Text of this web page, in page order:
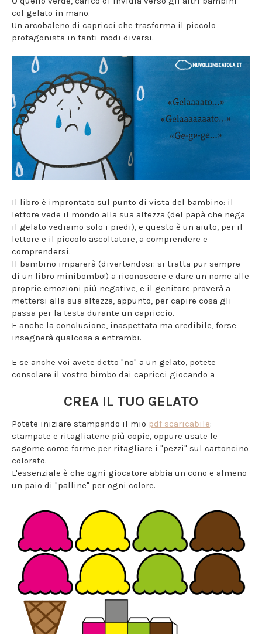
col gelato in mano.
Un arcobaleno di capricci che trasforma il piccolo
protagonista in tanti modi diversi.
Il libro è improntato sul punto di vista del bambino: il
lettore vede il mondo alla sua altezza (del papà che nega
il gelato vediamo solo i piedi), e questo è un aiuto, per il
lettore e il piccolo ascoltatore, a comprendere e
comprendersi.
Il bambino imparerà (divertendosi: si tratta pur sempre
di un libro minibombo!) a riconoscere e dare un nome alle
proprie emozioni più negative, e il genitore proverà a
mettersi alla sua altezza, appunto, per capire cosa gli
passa per la testa durante un capriccio.
E anche la conclusione, inaspettata ma credibile, forse
insegnerà qualcosa a entrambi.
E se anche voi avete detto "no" a un gelato, potete
consolare il vostro bimbo dai capricci giocando a
CREA IL TUO GELATO
Potete iniziare stampando il mio pdf scaricabile:
stampate e ritagliatene più copie, oppure usate le
sagome come forme per ritagliare i "pezzi" sul cartoncino
colorato.
L'essenziale è che ogni giocatore abbia un cono e almeno
un paio di "palline" per ogni colore.